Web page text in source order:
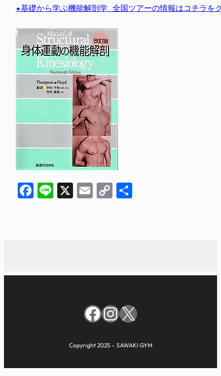
★基礎から学ぶ機能解剖学 全国ツアーの情報はコチラを
Facebook
Line
X EmailCopy
Facebook
Instagram
X
Copyright 2025 – SAWAKI GYM